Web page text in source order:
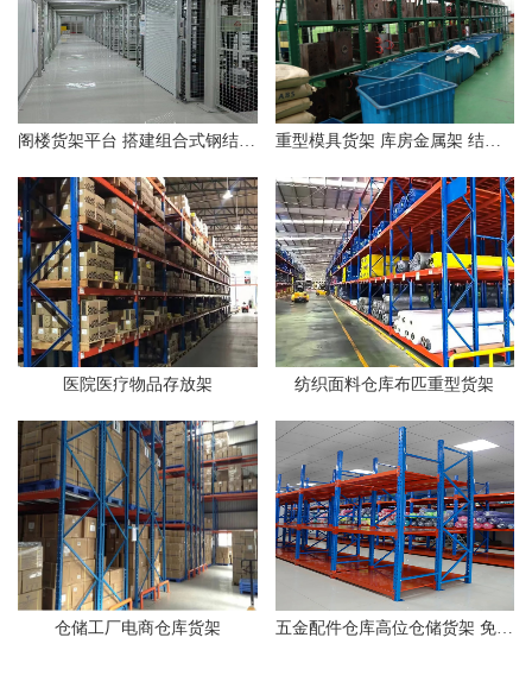
阁楼货架平台 搭建组合式钢结构货架 重型模具货架 库房金属架 结构稳定 承重能力强
医院医疗物品存放架 纺织面料仓库布匹重型货架
仓储工厂电商仓库货架 五金配件仓库高位仓储货架 免费设计拆装可调节